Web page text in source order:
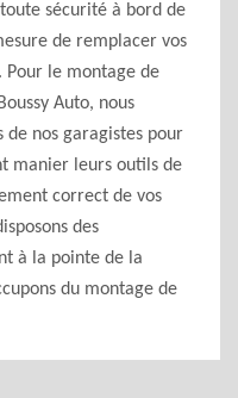
sécurité à bord de
de remplacer vos
Pour le montage de
Auto, nous
nos garagistes pour
manier leurs outils de
correct de vos
des
à la pointe de la
du montage de